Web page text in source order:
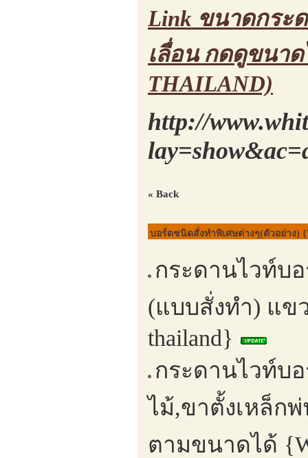
Link ขนาดกระ
เลื่อน กดดูขนาด
THAILAND)
http://
« Back
บอร์ดชนิดสั่งทำพิเศษต่างๆ(ตัวอย่าง)
กระดานไวท์บ
(แบบสั่งทำ) แข
thailand}
กระดานไวท์บ
ไม้,ขาตั้งเหล็ก
ตามขนาดได้